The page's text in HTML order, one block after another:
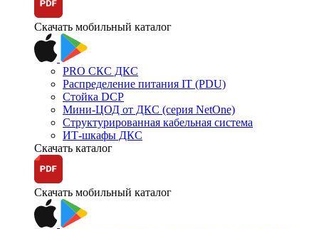
Скачать мобильный каталог
PRO СКС ДКС
Распределение питания IT (PDU)
Стойка DCP
Мини-ЦОД от ДКС (серия NetOne)
Структурированная кабельная система
ИТ-шкафы ДКС
Скачать каталог
Скачать мобильный каталог